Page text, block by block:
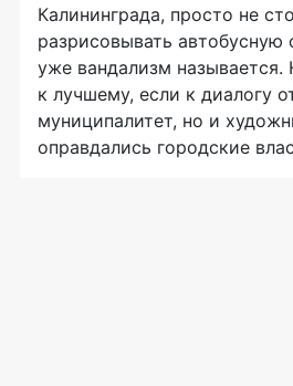
Калининграда, просто не
разрисовывать автобусную
уже вандализм называется.
к лучшему, если к диалогу
муниципалитет, но и
оправдались городские